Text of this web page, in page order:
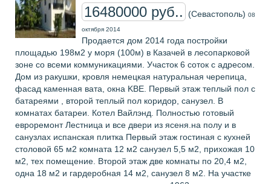
16480000 руб.. (Севастополь) 08
октября 2014
Продается дом 2014 года постройки
площадью 198м2 у моря (100м) в Казачей в лесопарковой
зоне со всеми коммуникациями. Участок 6 соток с адресом.
Дом из ракушки, кровля немецкая натуральная черепица,
фасад каменная вата, окна KBE. Первый этаж теплый пол с
батареями , второй теплый пол коридор, санузел. В
комнатах батареи. Котел Вайлэнд. Полностью готовый
евроремонт Лестница и все двери из ясеня.на полу и в
санузлах испанская плитка Первый этаж гостиная с кухней
столовой 65 м2 комната 12 м2 санузел 5,5 м2, прихожая 10
м2, тех помещение. Второй этаж две комнаты по 20,4 м2,
одна 18 м2 и гардеробная 14 м2, санузел 8 м2. На участке